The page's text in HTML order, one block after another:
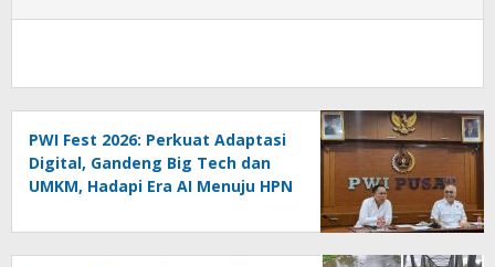
PWI Fest 2026: Perkuat Adaptasi
Digital, Gandeng Big Tech dan
UMKM, Hadapi Era AI Menuju HPN